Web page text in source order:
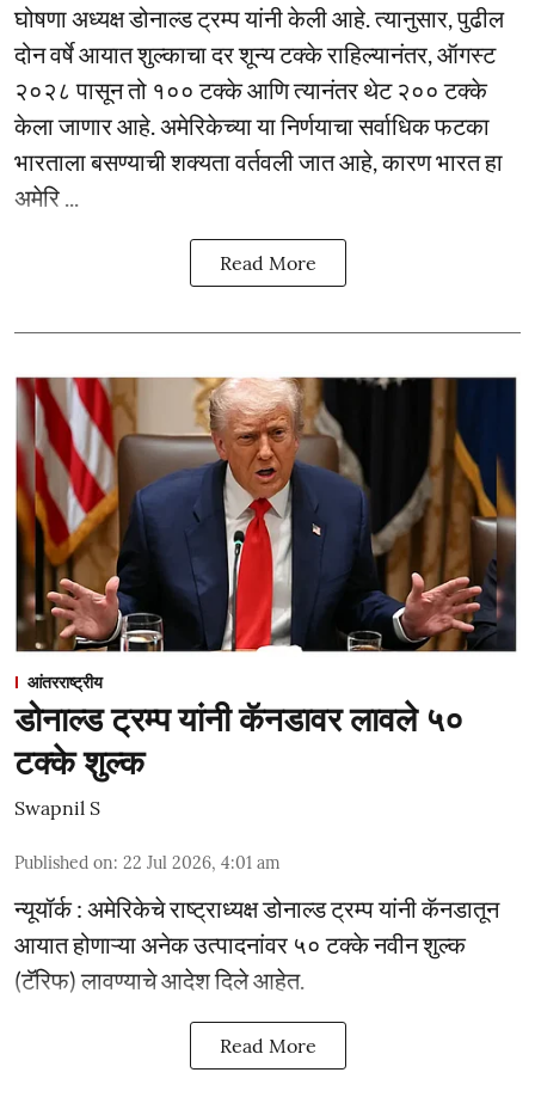
घोषणा अध्यक्ष डोनाल्ड ट्रम्प यांनी केली आहे. त्यानुसार, पुढील
दोन वर्षे आयात शुल्काचा दर शून्य टक्के राहिल्यानंतर, ऑगस्ट
२०२८ पासून तो १०० टक्के आणि त्यानंतर थेट २०० टक्के
केला जाणार आहे. अमेरिकेच्या या निर्णयाचा सर्वाधिक फटका
भारताला बसण्याची शक्यता वर्तवली जात आहे, कारण भारत हा
अमेरि ...
Read More
आंतरराष्ट्रीय
डोनाल्ड ट्रम्प यांनी कॅनडावर लावले ५०
टक्के शुल्क
Swapnil S
Published on: 22 Jul 2026, 4:01 am
न्यूयॉर्क : अमेरिकेचे राष्ट्राध्यक्ष डोनाल्ड ट्रम्प यांनी कॅनडातून
आयात होणाऱ्या अनेक उत्पादनांवर ५० टक्के नवीन शुल्क
(टॅरिफ) लावण्याचे आदेश दिले आहेत.
Read More